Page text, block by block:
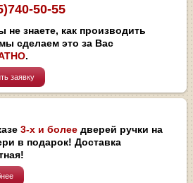
50-55
не знаете, как производить
сделаем это за Вас
.
заявку
3-х и более дверей ручки на
в подарок! Доставка